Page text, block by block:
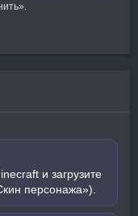
и загрузите
персонажа»).